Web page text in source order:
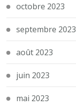
octobre 2023
septembre 2023
août 2023
juin 2023
mai 2023